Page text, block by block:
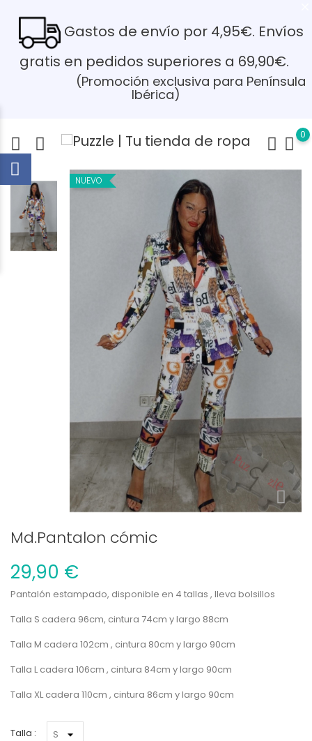
Gastos de envío por 4,95€. Envíos
gratis en pedidos superiores a 69,90€.
(Promoción exclusiva para Península
Ibérica)
0
NUEVO
Md.Pantalon cómic
29,90 €
Pantalón estampado, disponible en 4 tallas , lleva bolsillos
Talla S cadera 96cm, cintura 74cm y largo 88cm
Talla M cadera 102cm , cintura 80cm y largo 90cm
Talla L cadera 106cm , cintura 84cm y largo 90cm
Talla XL cadera 110cm , cintura 86cm y largo 90cm
Talla :